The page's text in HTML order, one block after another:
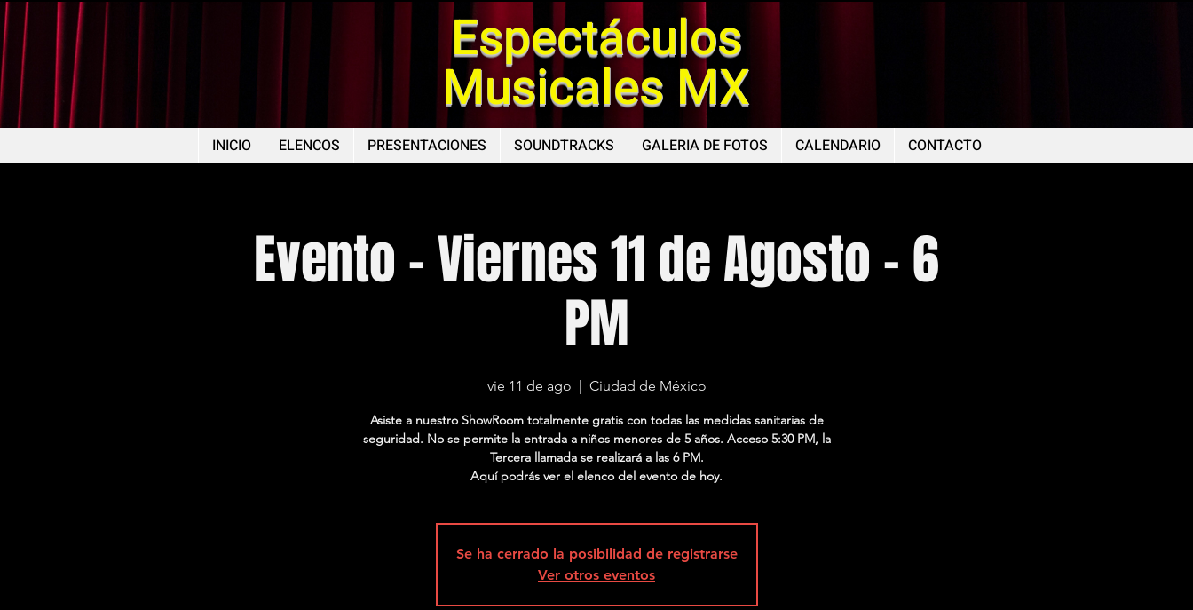
Espectáculos
Musicales MX
INICIO ELENCOS PRESENTACIONES SOUNDTRACKS GALERIA DE FOTOS CALENDARIO CONTACTO
Evento - Viernes 11 de Agosto - 6
PM
vie 11 de ago
  |
Ciudad de México
Asiste a nuestro ShowRoom totalmente gratis con todas las medidas sanitarias de
seguridad. No se permite la entrada a niños menores de 5 años. Acceso 5:30 PM, la
Tercera llamada se realizará a las 6 PM.
Aquí podrás ver el elenco del evento de hoy.
Se ha cerrado la posibilidad de registrarse
Ver otros eventos